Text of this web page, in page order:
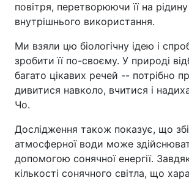
повітря, перетворюючи її на
внутрішнього використання.
Ми взяли цю біологічну ідею і
зробити її по-своєму. У природі
багато цікавих речей -- потрібно
дивитися навколо, вчитися і
Чо.
Дослідження також показує, що
атмосферної води може
допомогою сонячної енергії.
кількості сонячного світла, що